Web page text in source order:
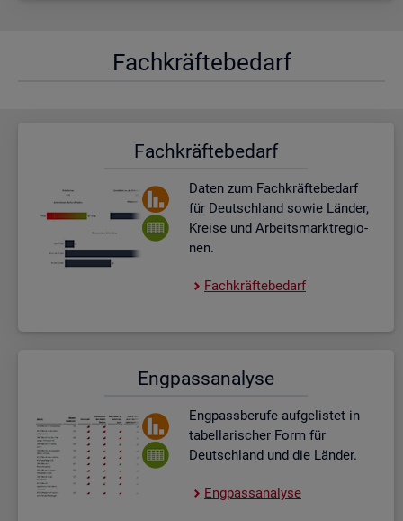
Fach­kräf­te­be­darf
Fach­kräf­te­be­darf
Daten zum Fach­kräf­te­be­darf
für Deutsch­land sowie Län­der,
Krei­se und Ar­beits­markt­re­gio­
nen.
Fach­kräf­te­be­darf
Eng­pass­ana­ly­se
Eng­pass­be­ru­fe auf­ge­lis­tet in
ta­bel­la­ri­scher Form für
Deutsch­land und die Län­der.
Eng­pass­ana­ly­se